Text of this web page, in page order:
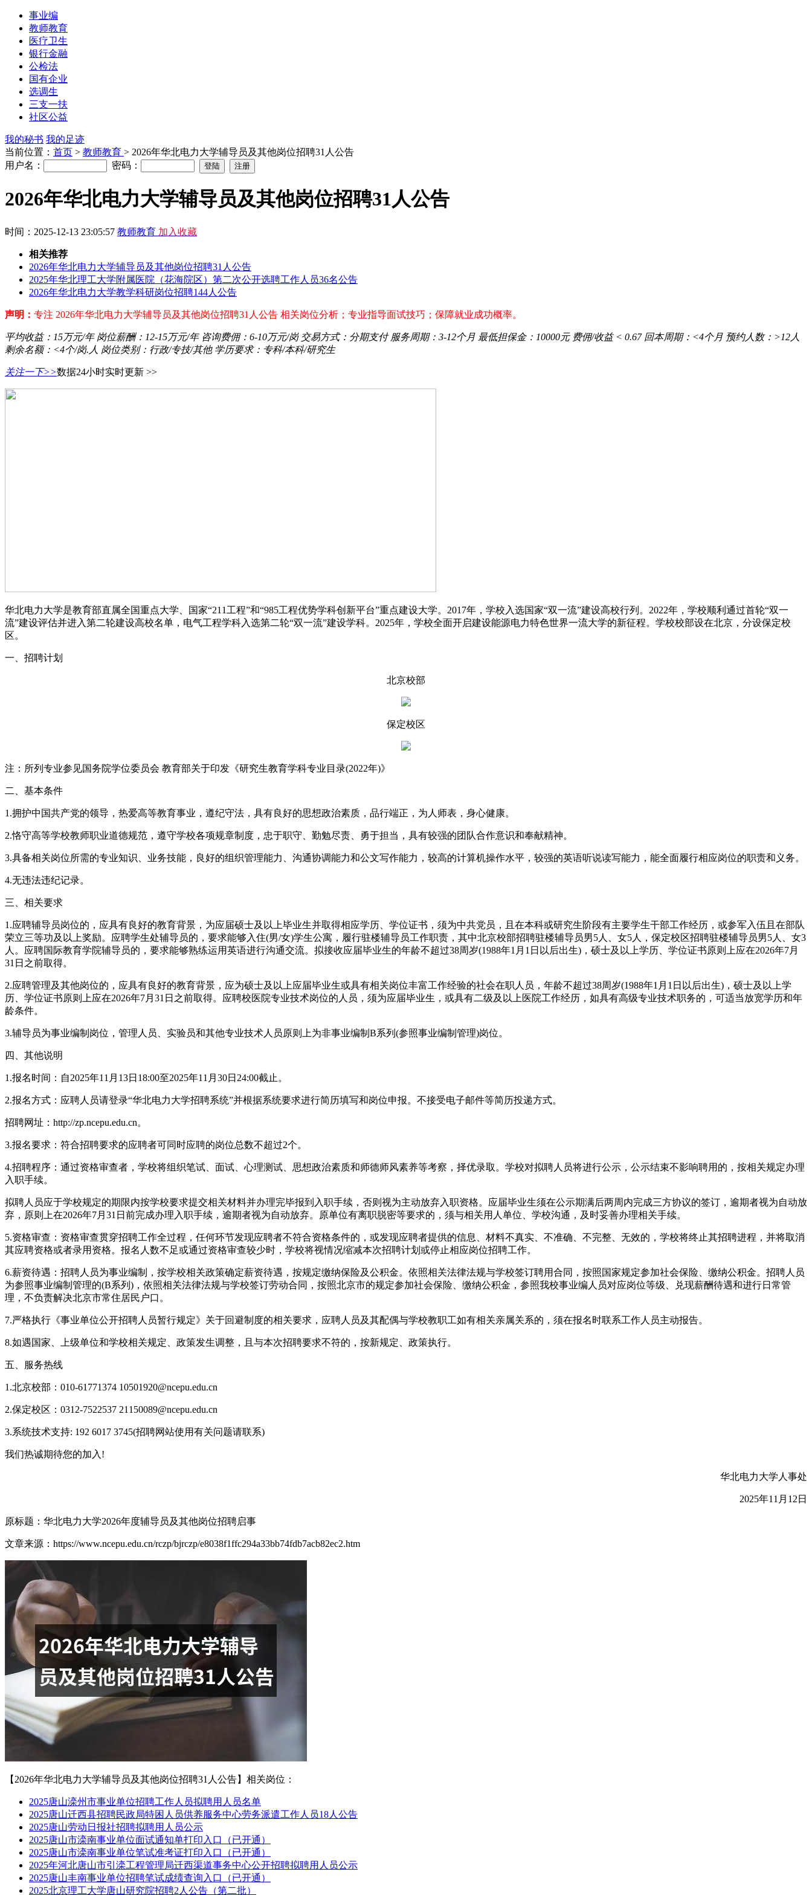
事业编
教师教育
医疗卫生
银行金融
公检法
国有企业
选调生
三支一扶
社区公益
我的秘书 我的足迹
当前位置： 首页 > 教师教育 > 2026年华北电力大学辅导员及其他岗位招聘31人公告
用户名：
密码：
2026年华北电力大学辅导员及其他岗位招聘31人公告
时间：2025-12-13 23:05:57 教师教育 加入收藏
相关推荐
2026年华北电力大学辅导员及其他岗位招聘31人公告
2025年华北理工大学附属医院（花海院区）第二次公开选聘工作人员36名公告
2026年华北电力大学教学科研岗位招聘144人公告
声明： 专注 2026年华北电力大学辅导员及其他岗位招聘31人公告 相关岗位分析；专业指导面试技巧；保障就业成功概率。
平均收益： 15万元/年 岗位薪酬： 12-15万元/年 咨询费佣： 6-10万元/岗 交易方式： 分期支付 服务周期： 3-12个月 最低担保金： 10000元 费佣/收益 < 0.67 回本周期： <4个月 预约人数： >12人
剩余名额： <4个/岗.人 岗位类别： 行政/专技/其他 学历要求： 专科/本科/研究生
关注一下>>数据24小时实时更新 >>
华北电力大学是教育部直属全国重点大学、国家“211工程”和“985工程优势学科创新平台”重点建设大学。2017年，学校入选国家“双一流”建设高校行列。2022年，学校顺利通过首轮“双一
流”建设评估并进入第二轮建设高校名单，电气工程学科入选第二轮“双一流”建设学科。2025年，学校全面开启建设能源电力特色世界一流大学的新征程。学校校部设在北京，分设保定校
区。
一、招聘计划
北京校部
保定校区
注：所列专业参见国务院学位委员会 教育部关于印发《研究生教育学科专业目录(2022年)》
二、基本条件
1.拥护中国共产党的领导，热爱高等教育事业，遵纪守法，具有良好的思想政治素质，品行端正，为人师表，身心健康。
2.恪守高等学校教师职业道德规范，遵守学校各项规章制度，忠于职守、勤勉尽责、勇于担当，具有较强的团队合作意识和奉献精神。
3.具备相关岗位所需的专业知识、业务技能，良好的组织管理能力、沟通协调能力和公文写作能力，较高的计算机操作水平，较强的英语听说读写能力，能全面履行相应岗位的职责和义务。
4.无违法违纪记录。
三、相关要求
1.应聘辅导员岗位的，应具有良好的教育背景，为应届硕士及以上毕业生并取得相应学历、学位证书，须为中共党员，且在本科或研究生阶段有主要学生干部工作经历，或参军入伍且在部队
荣立三等功及以上奖励。应聘学生处辅导员的，要求能够入住(男/女)学生公寓，履行驻楼辅导员工作职责，其中北京校部招聘驻楼辅导员男5人、女5人，保定校区招聘驻楼辅导员男5人、女3
人。应聘国际教育学院辅导员的，要求能够熟练运用英语进行沟通交流。拟接收应届毕业生的年龄不超过38周岁(1988年1月1日以后出生)，硕士及以上学历、学位证书原则上应在2026年7月
31日之前取得。
2.应聘管理及其他岗位的，应具有良好的教育背景，应为硕士及以上应届毕业生或具有相关岗位丰富工作经验的社会在职人员，年龄不超过38周岁(1988年1月1日以后出生)，硕士及以上学
历、学位证书原则上应在2026年7月31日之前取得。应聘校医院专业技术岗位的人员，须为应届毕业生，或具有二级及以上医院工作经历，如具有高级专业技术职务的，可适当放宽学历和年
龄条件。
3.辅导员为事业编制岗位，管理人员、实验员和其他专业技术人员原则上为非事业编制B系列(参照事业编制管理)岗位。
四、其他说明
1.报名时间：自2025年11月13日18:00至2025年11月30日24:00截止。
2.报名方式：应聘人员请登录“华北电力大学招聘系统”并根据系统要求进行简历填写和岗位申报。不接受电子邮件等简历投递方式。
招聘网址：http://zp.ncepu.edu.cn。
3.报名要求：符合招聘要求的应聘者可同时应聘的岗位总数不超过2个。
4.招聘程序：通过资格审查者，学校将组织笔试、面试、心理测试、思想政治素质和师德师风素养等考察，择优录取。学校对拟聘人员将进行公示，公示结束不影响聘用的，按相关规定办理
入职手续。
拟聘人员应于学校规定的期限内按学校要求提交相关材料并办理完毕报到入职手续，否则视为主动放弃入职资格。应届毕业生须在公示期满后两周内完成三方协议的签订，逾期者视为自动放
弃，原则上在2026年7月31日前完成办理入职手续，逾期者视为自动放弃。原单位有离职脱密等要求的，须与相关用人单位、学校沟通，及时妥善办理相关手续。
5.资格审查：资格审查贯穿招聘工作全过程，任何环节发现应聘者不符合资格条件的，或发现应聘者提供的信息、材料不真实、不准确、不完整、无效的，学校将终止其招聘进程，并将取消
其应聘资格或者录用资格。报名人数不足或通过资格审查较少时，学校将视情况缩减本次招聘计划或停止相应岗位招聘工作。
6.薪资待遇：招聘人员为事业编制，按学校相关政策确定薪资待遇，按规定缴纳保险及公积金。依照相关法律法规与学校签订聘用合同，按照国家规定参加社会保险、缴纳公积金。招聘人员
为参照事业编制管理的(B系列)，依照相关法律法规与学校签订劳动合同，按照北京市的规定参加社会保险、缴纳公积金，参照我校事业编人员对应岗位等级、兑现薪酬待遇和进行日常管
理，不负责解决北京市常住居民户口。
7.严格执行《事业单位公开招聘人员暂行规定》关于回避制度的相关要求，应聘人员及其配偶与学校教职工如有相关亲属关系的，须在报名时联系工作人员主动报告。
8.如遇国家、上级单位和学校相关规定、政策发生调整，且与本次招聘要求不符的，按新规定、政策执行。
五、服务热线
1.北京校部：010-61771374 10501920@ncepu.edu.cn
2.保定校区：0312-7522537 21150089@ncepu.edu.cn
3.系统技术支持: 192 6017 3745(招聘网站使用有关问题请联系)
我们热诚期待您的加入!
华北电力大学人事处
2025年11月12日
原标题：华北电力大学2026年度辅导员及其他岗位招聘启事
文章来源：https://www.ncepu.edu.cn/rczp/bjrczp/e8038f1ffc294a33bb74fdb7acb82ec2.htm
【2026年华北电力大学辅导员及其他岗位招聘31人公告】相关岗位：
2025唐山滦州市事业单位招聘工作人员拟聘用人员名单
2025唐山迁西县招聘民政局特困人员供养服务中心劳务派遣工作人员18人公告
2025唐山劳动日报社招聘拟聘用人员公示
2025唐山市滦南事业单位面试通知单打印入口（已开通）
2025唐山市滦南事业单位笔试准考证打印入口（已开通）
2025年河北唐山市引滦工程管理局迁西渠道事务中心公开招聘拟聘用人员公示
2025唐山丰南事业单位招聘笔试成绩查询入口（已开通）
2025北京理工大学唐山研究院招聘2人公告（第二批）